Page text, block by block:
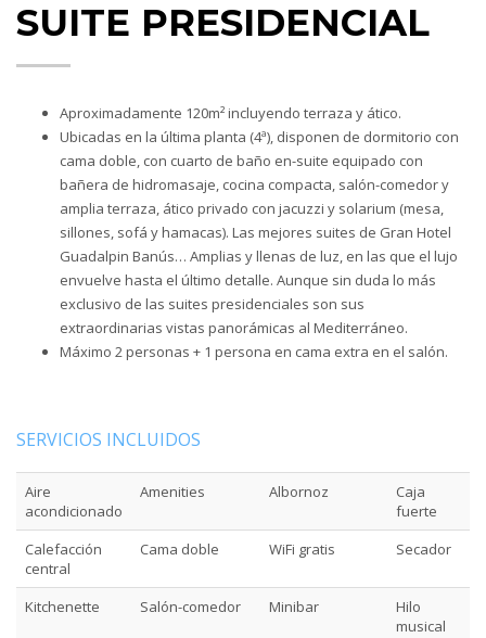
SUITE PRESIDENCIAL
Aproximadamente 120m² incluyendo terraza y ático.
Ubicadas en la última planta (4ª), disponen de dormitorio con
cama doble, con cuarto de baño en-suite equipado con
bañera de hidromasaje, cocina compacta, salón-comedor y
amplia terraza, ático privado con jacuzzi y solarium (mesa,
sillones, sofá y hamacas). Las mejores suites de Gran Hotel
Guadalpin Banús… Amplias y llenas de luz, en las que el lujo
envuelve hasta el último detalle. Aunque sin duda lo más
exclusivo de las suites presidenciales son sus
extraordinarias vistas panorámicas al Mediterráneo.
Máximo 2 personas + 1 persona en cama extra en el salón.
SERVICIOS INCLUIDOS
Aire
acondicionado
Amenities Albornoz
Caja
fuerte
Calefacción
central
Cama doble WiFi gratis Secador
Kitchenette Salón-comedor Minibar
Hilo
musical